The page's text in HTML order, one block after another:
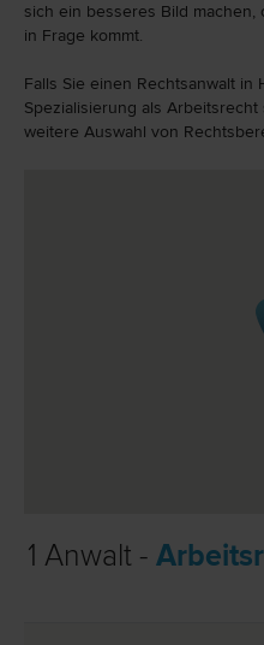
sich ein besseres Bild
in Frage kommt.
Falls Sie einen Rechtsanwalt
Spezialisierung als
weitere Auswahl von
1 Anwalt -